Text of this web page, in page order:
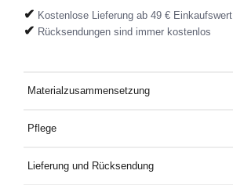
✔ Kostenlose Lieferung ab 49 € Einkaufswert
✔ Rücksendungen sind immer kostenlos
Materialzusammensetzung
Pflege
Lieferung und Rücksendung